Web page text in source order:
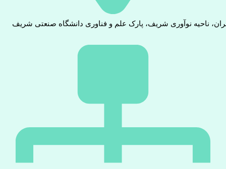
ناحیه نوآوری شریف، پارک علم و فناوری دانشگاه صنعتی شریف